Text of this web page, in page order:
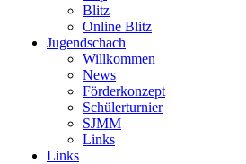
Blitz
Online Blitz
Jugendschach
Willkommen
News
Förderkonzept
Schülerturnier
SJMM
Links
Links